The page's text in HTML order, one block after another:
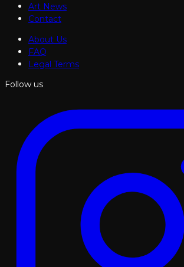
Art News
Contact
About Us
FAQ
Legal Terms
Follow us